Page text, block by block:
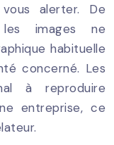
alerter. De
images ne
habituelle
concerné. Les
à reproduire
entreprise, ce